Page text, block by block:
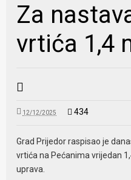
Za
vrtića 1,4
12/12/2025 434
Grad Prijedor raspisao je
vrtića na Pećanima vrijedan
uprava.